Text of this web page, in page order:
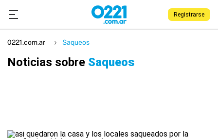
Registrarse
0221.com.ar Saqueos
Noticias sobre Saqueos